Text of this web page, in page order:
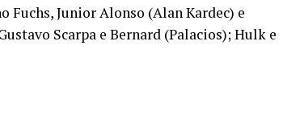
Fuchs, Junior Alonso (Alan Kardec) e
Scarpa e Bernard (Palacios); Hulk e